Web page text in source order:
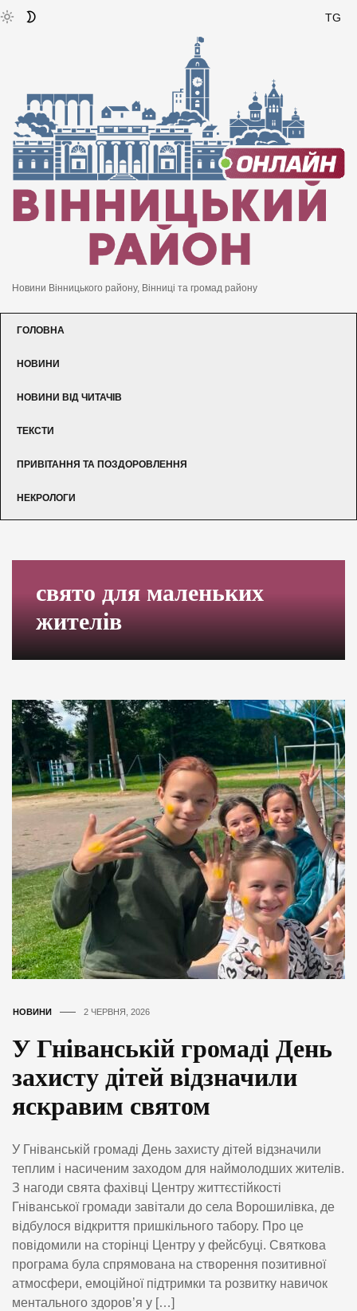
TG
Новини Вінницького району, Вінниці та громад району
ГОЛОВНА
НОВИНИ
НОВИНИ ВІД ЧИТАЧІВ
ТЕКСТИ
ПРИВІТАННЯ ТА ПОЗДОРОВЛЕННЯ
НЕКРОЛОГИ
свято для маленьких
жителів
НОВИНИ 2 ЧЕРВНЯ, 2026
У Гніванській громаді День
захисту дітей відзначили
яскравим святом
У Гніванській громаді День захисту дітей відзначили
теплим і насиченим заходом для наймолодших жителів.
З нагоди свята фахівці Центру життєстійкості
Гніванської громади завітали до села Ворошилівка, де
відбулося відкриття пришкільного табору. Про це
повідомили на сторінці Центру у фейсбуці. Святкова
програма була спрямована на створення позитивної
атмосфери, емоційної підтримки та розвитку навичок
ментального здоров’я у […]